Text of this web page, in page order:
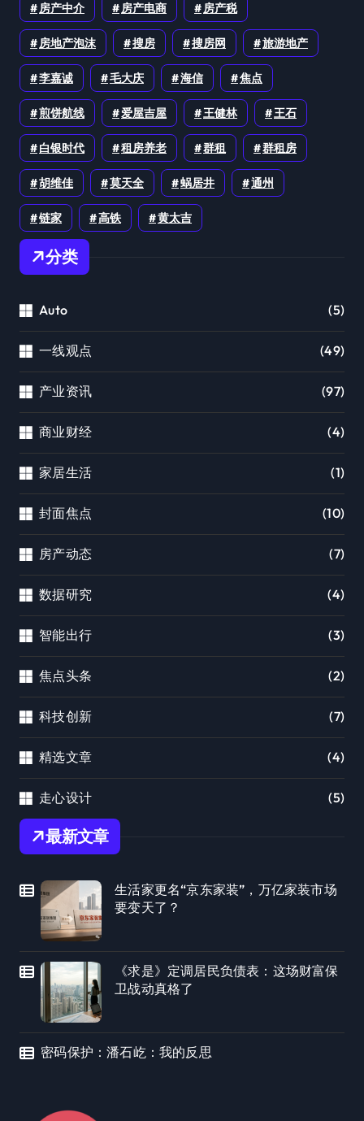
房产中介 房产电商 房产税
房地产泡沫 搜房 搜房网 旅游地产
李嘉诚 毛大庆 海信 焦点
煎饼航线 爱屋吉屋 王健林 王石
白银时代 租房养老 群租 群租房
胡维佳 莫天全 蜗居井 通州
链家 高铁 黄太吉
分类
Auto (5)
一线观点 (49)
产业资讯 (97)
商业财经 (4)
家居生活 (1)
封面焦点 (10)
房产动态 (7)
数据研究 (4)
智能出行 (3)
焦点头条 (2)
科技创新 (7)
精选文章 (4)
走心设计 (5)
最新文章
生活家更名“京东家装”，万亿家装市场
要变天了？
《求是》定调居民负债表：这场财富保
卫战动真格了
密码保护：潘石屹：我的反思